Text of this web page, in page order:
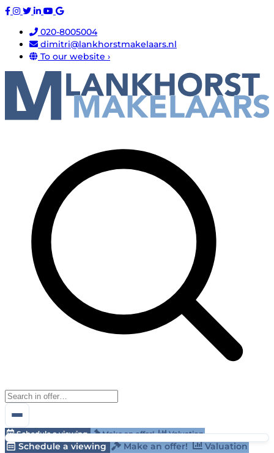
020-8005004
dimitri@lankhorstmakelaars.nl
To our website ›
Schedule a viewing Make an offer! Valuation
Schedule a viewing Make an offer!
Valuation